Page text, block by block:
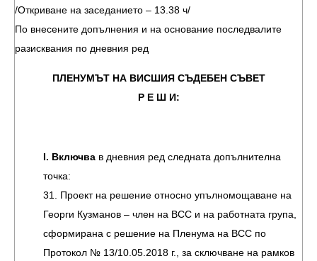
/Откриване на заседанието – 13.38 ч/
По внесените допълнения и на основание последвалите
разисквания по дневния ред
ПЛЕНУМЪТ НА ВИСШИЯ СЪДЕБЕН СЪВЕТ
Р Е Ш И:
I. Включва в дневния ред следната допълнителна
точка:
31. Проект на решение относно упълномощаване на
Георги Кузманов – член на ВСС и на работната група,
сформирана с решение на Пленума на ВСС по
Протокол № 13/10.05.2018 г., за сключване на рамков